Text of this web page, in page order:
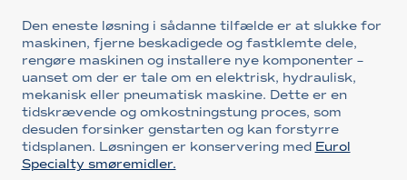
Den eneste løsning i sådanne tilfælde er at slukke for
maskinen, fjerne beskadigede og fastklemte dele,
rengøre maskinen og installere nye komponenter –
uanset om der er tale om en elektrisk, hydraulisk,
mekanisk eller pneumatisk maskine. Dette er en
tidskrævende og omkostningstung proces, som
desuden forsinker genstarten og kan forstyrre
tidsplanen. Løsningen er konservering med Eurol
Specialty smøremidler.